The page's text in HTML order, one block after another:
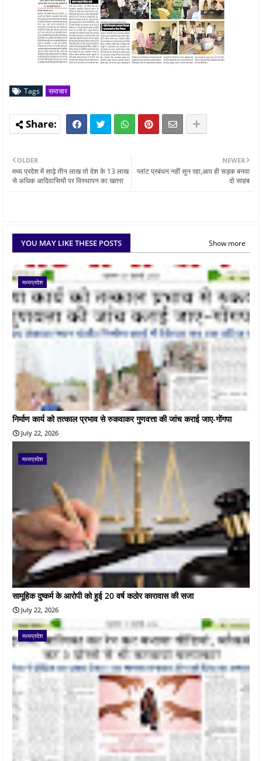
Tags समाचार
NEWER
प्लांट प्रबंधन नहीं सुन रहा,आप ही सड़क बनवा
दो साहब
OLDER
मध्य प्रदेश में साढ़े तीन लाख तो देश के 13 लाख
से अधिक आदिवासियों पर विस्थापन का खतरा
YOU MAY LIKE THESE POSTS Show more
मध्यप्रदेश
निर्माण कार्य को तत्काल प्रभाव से रुकवाकर गुणवत्ता की जांच कराई जाए-गोंगपा
July 22, 2026
मध्यप्रदेश
सामूहिक दुष्कर्म के आरोपी को हुई 20 वर्ष कठोर कारावास की सजा
July 22, 2026
मध्यप्रदेश